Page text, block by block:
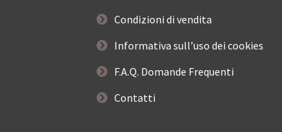
Condizioni di vendita
Informativa sull’uso dei cookies
F.A.Q. Domande Frequenti
Contatti